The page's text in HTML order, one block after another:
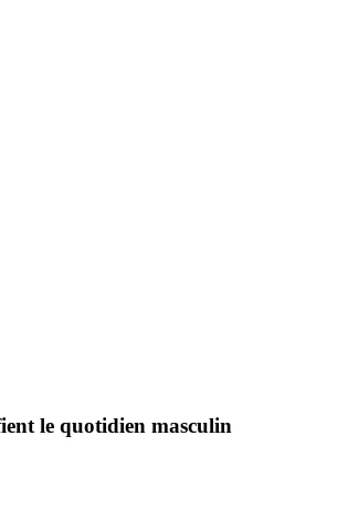
le quotidien masculin